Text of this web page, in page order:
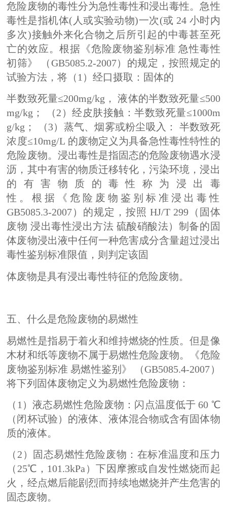
危险废物的毒性分为急性毒性和浸出毒性。急性
毒性是指机体(人或实验动物)一次(或 24 小时内
多次)接触外来化合物之后所引起的中毒甚至死
亡的效应。根据《危险废物鉴别标准 急性毒性
初筛》 （GB5085.2-2007）的规定，按照规定的
试验方法，将（1）经口摄取：固体的
半数致死量≤200mg/kg， 液体的半数致死量≤500
mg/kg； （2）经皮肤接触：半数致死量≤1000m
g/kg； （3）蒸气、烟雾或粉尘吸入： 半数致死
浓度≤10mg/L 的废物定义为具备急性毒性特性的
危险废物。浸出毒性是指固态的危险废物遇水浸
沥，其中有害的物质迁移转化，污染环境，浸出
的有害物质的毒性称为浸出毒
性 。 根 据 《 危 险 废 物 鉴 别 标 准 浸 出 毒 性
GB5085.3-2007）的规定，按照 HJ/T 299（固体
废物 浸出毒性浸出方法 硫酸硝酸法）制备的固
体废物浸出液中任何一种危害成分含量超过浸出
毒性鉴别标准限值，则判定该固
体废物是具有浸出毒性特征的危险废物。
五、什么是危险废物的易燃性
易燃性是指易于着火和维持燃烧的性质。但是像
木材和纸等废物不属于易燃性危险废物。
《危险
废物鉴别标准 易燃性鉴别》 （GB5085.4-2007）
将下列固体废物定义为易燃性危险废物：
（1）液态易燃性危险废物：闪点温度低于 60 ℃
（闭杯试验）的液体、液体混合物或含有固体物
质的液体。
（2）固态易燃性危险废物：在标准温度和压力
（25℃，101.3kPa）下因摩擦或自发性燃烧而起
火，经点燃后能剧烈而持续地燃烧并产生危害的
固态废物。